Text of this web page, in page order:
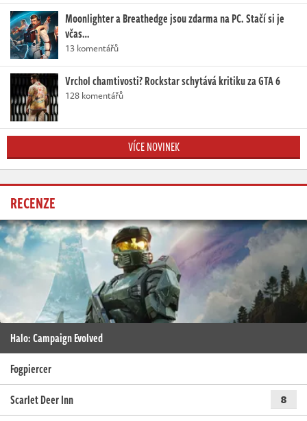
Moonlighter a Breathedge jsou zdarma na PC. Stačí si je
včas…
13 komentářů
Vrchol chamtivosti? Rockstar schytává kritiku za GTA 6
128 komentářů
VÍCE NOVINEK
RECENZE
Halo: Campaign Evolved
Fogpiercer
Scarlet Deer Inn
8